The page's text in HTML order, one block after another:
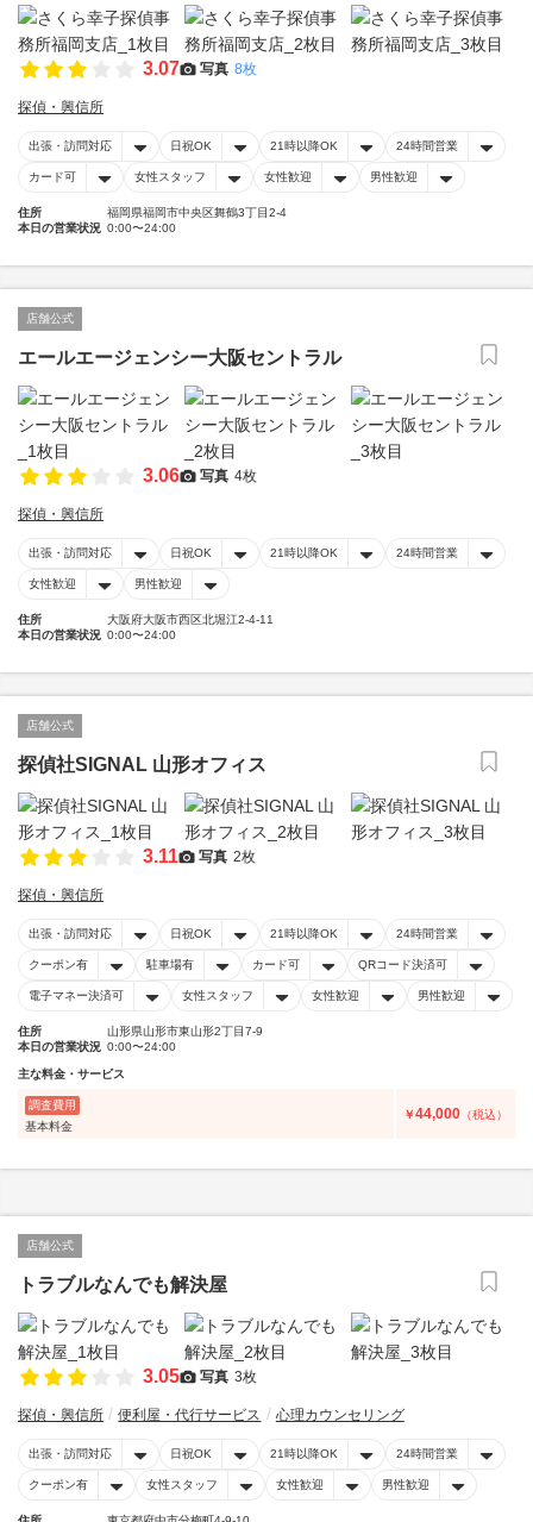
3.07 写真 8枚
探偵・興信所
出張・訪問対応 日祝OK 21時以降OK 24時間営業
カード可 女性スタッフ 女性歓迎 男性歓迎
住所
福岡県福岡市中央区舞鶴3丁目2-4
本日の営業状況 0:00〜24:00
店舗公式
エールエージェンシー大阪セントラル
3.06 写真 4枚
探偵・興信所
出張・訪問対応 日祝OK 21時以降OK 24時間営業
女性歓迎 男性歓迎
住所
大阪府大阪市西区北堀江2-4-11
本日の営業状況 0:00〜24:00
店舗公式
探偵社SIGNAL 山形オフィス
3.11 写真 2枚
探偵・興信所
出張・訪問対応 日祝OK 21時以降OK 24時間営業
クーポン有 駐車場有 カード可 QRコード決済可
電子マネー決済可 女性スタッフ 女性歓迎 男性歓迎
住所
山形県山形市東山形2丁目7-9
本日の営業状況 0:00〜24:00
主な料金・サービス
調査費用
基本料金
￥44,000 （税込）
店舗公式
トラブルなんでも解決屋
3.05 写真 3枚
探偵・興信所 便利屋・代行サービス 心理カウンセリング
出張・訪問対応 日祝OK 21時以降OK 24時間営業
クーポン有 女性スタッフ 女性歓迎 男性歓迎